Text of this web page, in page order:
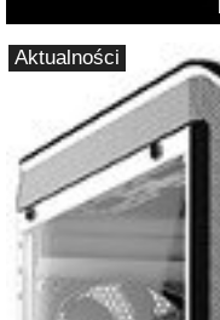
Aktualności